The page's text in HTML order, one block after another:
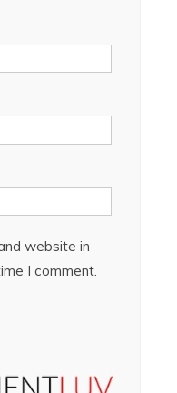
website in
I comment.